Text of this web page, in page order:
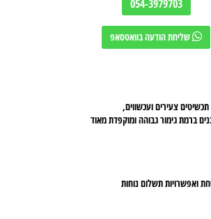
054-3979703
שליחת הודעה בוואטסאפ
תכשיטים צעירים ועכשווים,
ברמת גימור גבוהה ומוקפדת מאוד
ואפשרויות תשלום נוחות